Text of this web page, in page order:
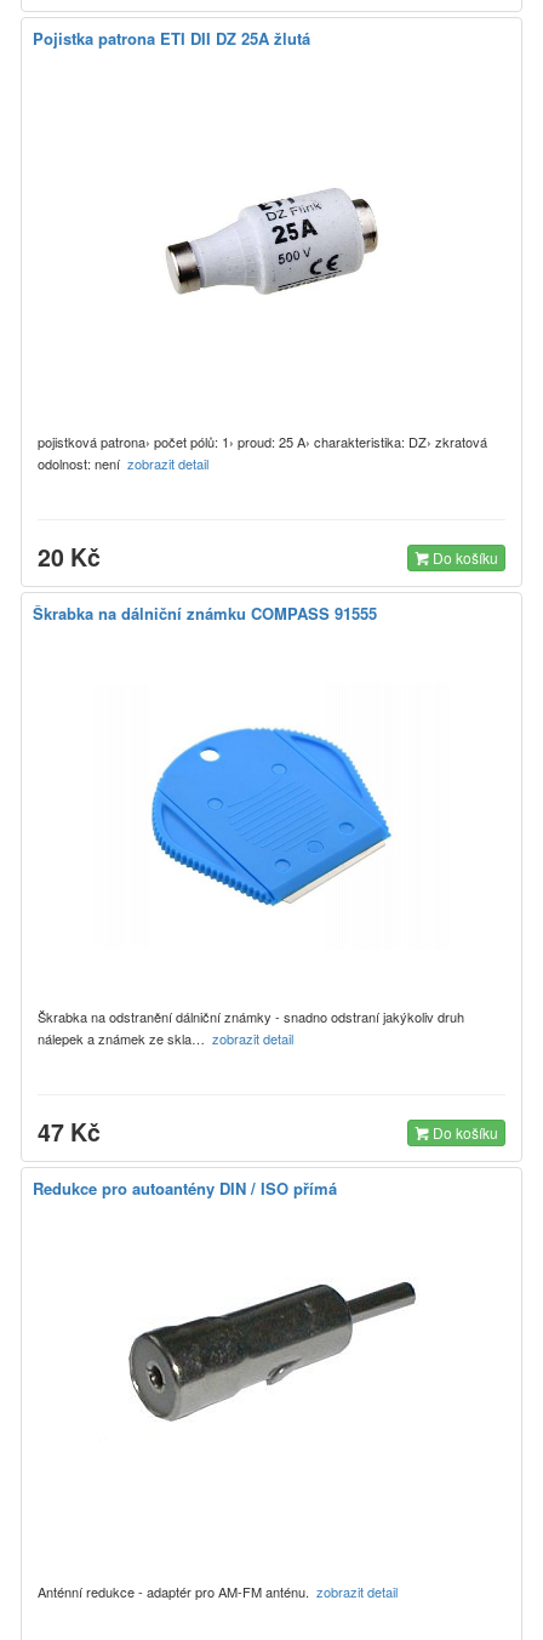
Pojistka patrona ETI DII DZ 25A žlutá
pojistková patrona› počet pólů: 1› proud: 25 A› charakteristika: DZ› zkratová
odolnost: není zobrazit detail
20 Kč Do košíku
Škrabka na dálniční známku COMPASS 91555
Škrabka na odstranění dálniční známky - snadno odstraní jakýkoliv druh
nálepek a známek ze skla… zobrazit detail
47 Kč Do košíku
Redukce pro autoantény DIN / ISO přímá
Anténní redukce - adaptér pro AM-FM anténu. zobrazit detail